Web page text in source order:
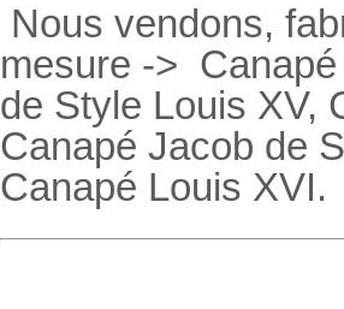
Nous vendons,
mesure ->
de Style Louis XV,
Canapé Jacob de
Canapé Louis XVI.